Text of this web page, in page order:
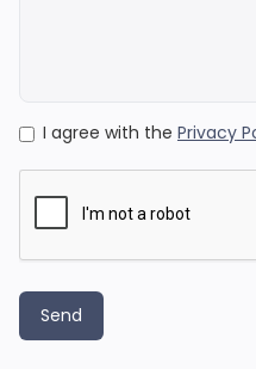
I agree with the Privacy